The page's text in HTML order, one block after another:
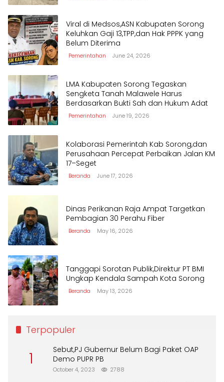
Viral di Medsos,ASN Kabupaten Sorong
Keluhkan Gaji 13,TPP,dan Hak PPPK yang
Belum Diterima
Pemerintahan June 24, 2026
LMA Kabupaten Sorong Tegaskan
Sengketa Tanah Malawele Harus
Berdasarkan Bukti Sah dan Hukum Adat
Pemerintahan June 19, 2026
Kolaborasi Pemerintah Kab Sorong,dan
Perusahaan Percepat Perbaikan Jalan KM
17–Seget
Beranda June 17, 2026
Dinas Perikanan Raja Ampat Targetkan
Pembagian 30 Perahu Fiber
Beranda May 16, 2026
Tanggapi Sorotan Publik,Direktur PT BMI
Ungkap Kendala Sampah Kota Sorong
Beranda May 13, 2026
Terpopuler
1
Sebut,PJ Gubernur Belum Bagi Paket OAP
Demo PUPR PB
October 4, 2023 2788